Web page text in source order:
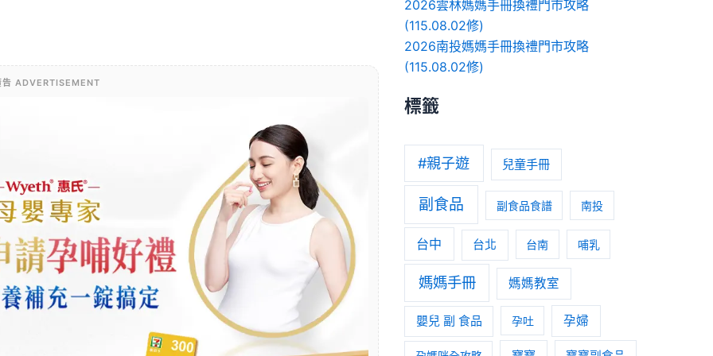
告 ADVERTISEMENT
2026雲林媽媽手冊換禮門市攻略
(115.08.02修)
2026南投媽媽手冊換禮門市攻略
(115.08.02修)
標籤
#親子遊 兒童手冊
副食品 副食品食譜 南投
台中 台北 台南 哺乳
媽媽手冊 媽媽教室
嬰兒 副 食品 孕吐 孕婦